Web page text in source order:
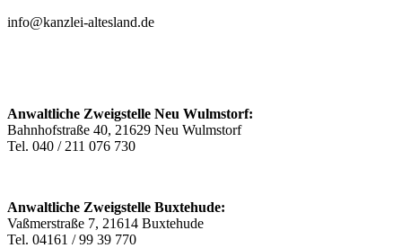
info@kanzlei-altesland.de
Anwaltliche Zweigstelle Neu Wulmstorf:
Bahnhofstraße 40, 21629 Neu Wulmstorf
Tel. 040 / 211 076 730
Anwaltliche Zweigstelle Buxtehude:
Vaßmerstraße 7, 21614 Buxtehude
Tel. 04161 / 99 39 770